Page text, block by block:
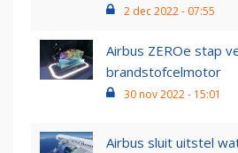
2 dec 2022 - 07:55
Airbus ZEROe stap
brandstofcelmotor
30 nov 2022 - 15:01
Airbus sluit uitstel